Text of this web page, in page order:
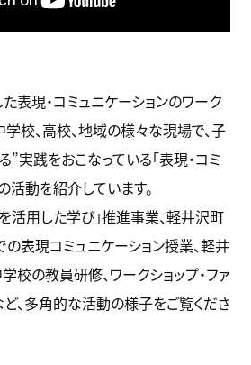
表現・コミュニケーションのワーク
学校、高校、地域の様々な現場で、子
実践をおこなっている「表現・コミ
活動を紹介しています。
活用した学び」推進事業、軽井沢町
表現コミュニケーション授業、軽井
校の教員研修、ワークショップ・ファ
、多角的な活動の様子をご覧くださ